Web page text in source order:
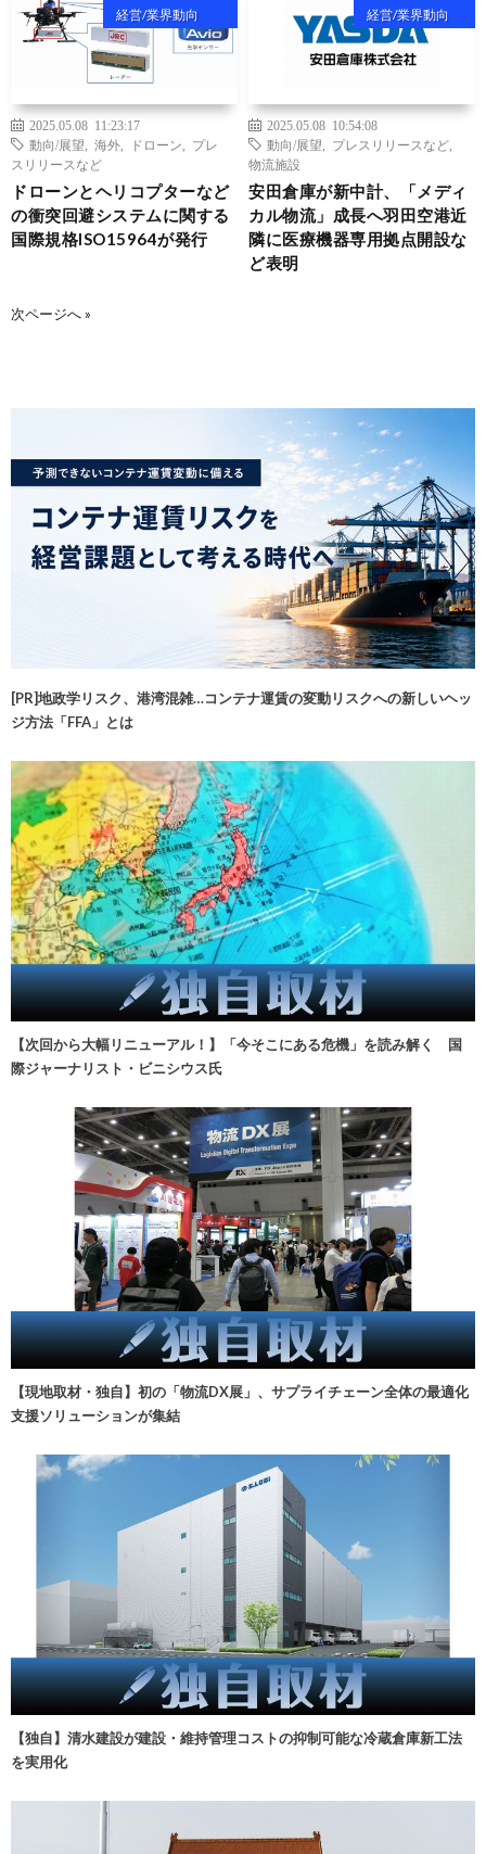
経営/業界動向
2025.05.08 11:23:17
動向/展望
海外 ドローン
プレ
スリリースなど
ドローンとヘリコプターなど
の衝突回避システムに関する
国際規格ISO15964が発行
経営/業界動向
2025.05.08 10:54:08
動向/展望
プレスリリースなど
物流施設
安田倉庫が新中計、「メディ
カル物流」成長へ羽田空港近
隣に医療機器専用拠点開設な
ど表明
次ページへ »
[PR]地政学リスク、港湾混雑…コンテナ運賃の変動リスクへの新しいヘッ
ジ方法「FFA」とは
【次回から大幅リニューアル！】「今そこにある危機」を読み解く 国
際ジャーナリスト・ビニシウス氏
【現地取材・独自】初の「物流DX展」、サプライチェーン全体の最適化
支援ソリューションが集結
【独自】清水建設が建設・維持管理コストの抑制可能な冷蔵倉庫新工法
を実用化